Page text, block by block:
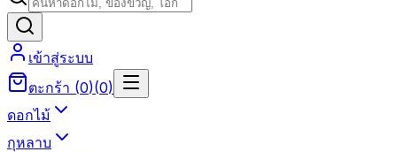
เข้าสู่ระบบ
ตะกร้า (0)(0)
ดอกไม้
กุหลาบ